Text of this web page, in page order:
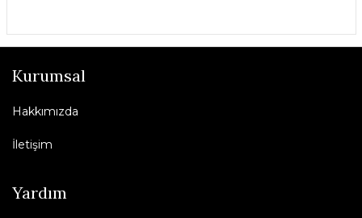
Kurumsal
Hakkımızda
İletişim
Yardım